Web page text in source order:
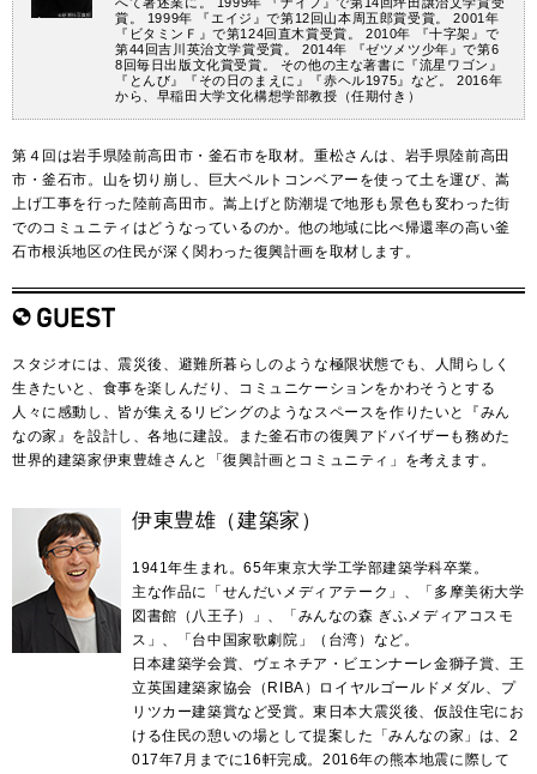
賞。 1999年 『エイジ』で第12回山本周五郎賞受賞。 2001年
『ビタミンＦ』で第124回直木賞受賞。 2010年 『十字架』で
第44回吉川英治文学賞受賞。 2014年 『ゼツメツ少年』で第6
8回毎日出版文化賞受賞。 その他の主な著書に『流星ワゴン』
『とんび』『その日のまえに』『赤ヘル1975』など。 2016年
から、早稲田大学文化構想学部教授（任期付き）
第４回は岩手県陸前高田市・釜石市を取材。重松さんは、岩手県陸前高田
市・釜石市。山を切り崩し、巨大ベルトコンベアーを使って土を運び、嵩
上げ工事を行った陸前高田市。嵩上げと防潮堤で地形も景色も変わった街
でのコミュニティはどうなっているのか。他の地域に比べ帰還率の高い釜
石市根浜地区の住民が深く関わった復興計画を取材します。
スタジオには、震災後、避難所暮らしのような極限状態でも、人間らしく
生きたいと、食事を楽しんだり、コミュニケーションをかわそうとする
人々に感動し、皆が集えるリビングのようなスペースを作りたいと『みん
なの家』を設計し、各地に建設。また釜石市の復興アドバイザーも務めた
世界的建築家伊東豊雄さんと「復興計画とコミュニティ」を考えます。
伊東豊雄（建築家）
1941年生まれ。65年東京大学工学部建築学科卒業。
主な作品に「せんだいメディアテーク」、「多摩美術大学
図書館（八王子）」、「みんなの森 ぎふメディアコスモ
ス」、「台中国家歌劇院」（台湾）など。
日本建築学会賞、ヴェネチア・ビエンナーレ金獅子賞、王
立英国建築家協会（RIBA）ロイヤルゴールドメダル、プ
リツカー建築賞など受賞。東日本大震災後、仮設住宅にお
ける住民の憩いの場として提案した「みんなの家」は、2
017年7月までに16軒完成。2016年の熊本地震に際して